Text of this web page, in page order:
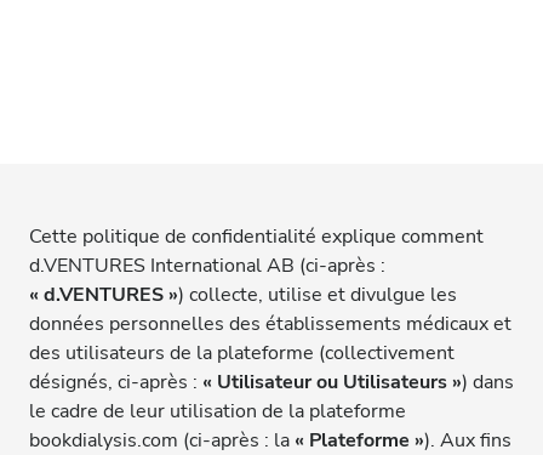
Cette politique de confidentialité explique comment
d.VENTURES International AB (ci-après :
« d.VENTURES ») collecte, utilise et divulgue les
données personnelles des établissements médicaux et
des utilisateurs de la plateforme (collectivement
désignés, ci-après : « Utilisateur ou Utilisateurs ») dans
le cadre de leur utilisation de la plateforme
bookdialysis.com (ci-après : la « Plateforme »). Aux fins